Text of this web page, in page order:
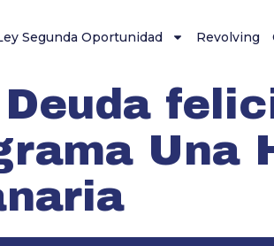
Segunda Oportunidad Revolving
Una